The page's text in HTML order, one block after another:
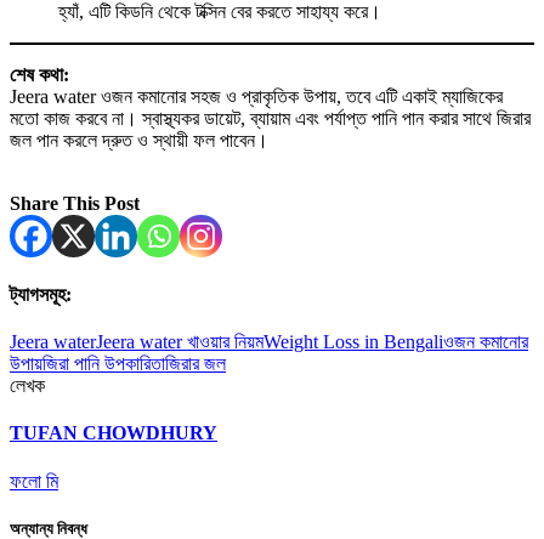
হ্যাঁ, এটি কিডনি থেকে টক্সিন বের করতে সাহায্য করে।
শেষ কথা:
Jeera water ওজন কমানোর সহজ ও প্রাকৃতিক উপায়, তবে এটি একাই ম্যাজিকের
মতো কাজ করবে না। স্বাস্থ্যকর ডায়েট, ব্যায়াম এবং পর্যাপ্ত পানি পান করার সাথে জিরার
জল পান করলে দ্রুত ও স্থায়ী ফল পাবেন।
Share This Post
ট্যাগসমূহ:
Jeera waterJeera water খাওয়ার নিয়মWeight Loss in Bengaliওজন কমানোর
উপায়জিরা পানি উপকারিতাজিরার জল
লেখক
TUFAN CHOWDHURY
ফলো মি
অন্যান্য নিবন্ধ